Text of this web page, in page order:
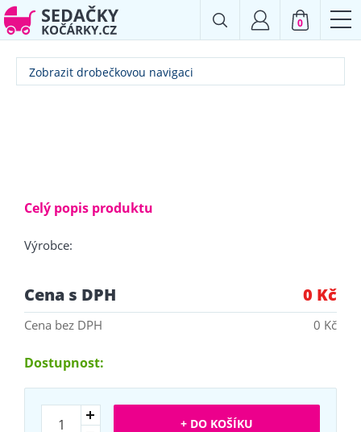
0
Zobrazit drobečkovou navigaci
Celý popis produktu
Výrobce:
Cena s DPH 0 Kč
Cena bez DPH 0 Kč
Dostupnost:
+ DO KOŠÍKU